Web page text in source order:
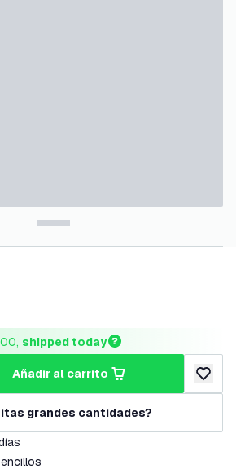
shipped today
añadir al carrito
añadir
grandes cantidades?